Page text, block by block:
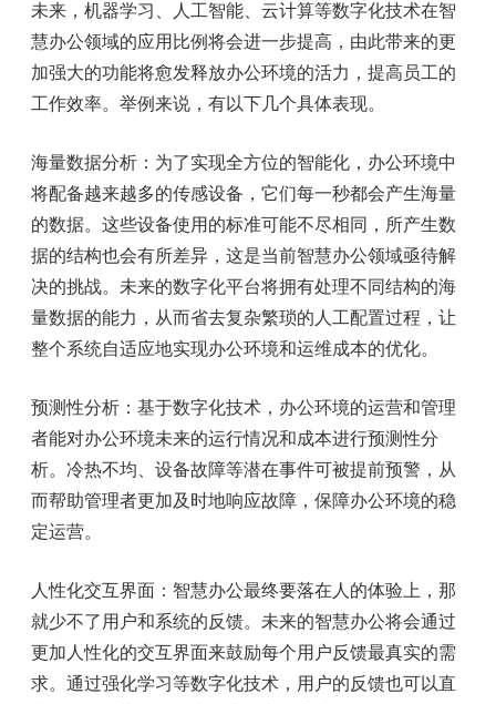
未来，机器学习、人工智能、云计算等数字化技术在智
慧办公领域的应用比例将会进一步提高，由此带来的更
加强大的功能将愈发释放办公环境的活力，提高员工的
工作效率。举例来说，有以下几个具体表现。
海量数据分析：为了实现全方位的智能化，办公环境中
将配备越来越多的传感设备，它们每一秒都会产生海量
的数据。这些设备使用的标准可能不尽相同，所产生数
据的结构也会有所差异，这是当前智慧办公领域亟待解
决的挑战。未来的数字化平台将拥有处理不同结构的海
量数据的能力，从而省去复杂繁琐的人工配置过程，让
整个系统自适应地实现办公环境和运维成本的优化。
预测性分析：基于数字化技术，办公环境的运营和管理
者能对办公环境未来的运行情况和成本进行预测性分
析。冷热不均、设备故障等潜在事件可被提前预警，从
而帮助管理者更加及时地响应故障，保障办公环境的稳
定运营。
人性化交互界面：智慧办公最终要落在人的体验上，那
就少不了用户和系统的反馈。未来的智慧办公将会通过
更加人性化的交互界面来鼓励每个用户反馈最真实的需
求。通过强化学习等数字化技术，用户的反馈也可以直